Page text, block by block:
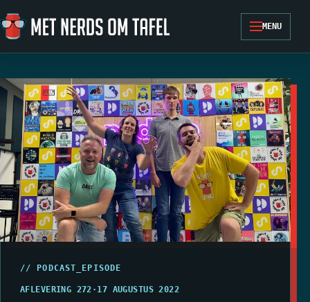
Ga naar de inhoud
MENU
// PODCAST_EPISODE
AFLEVERING 272 · 17 AUGUSTUS 2022